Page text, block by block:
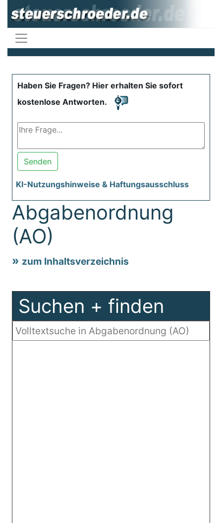
Haben Sie Fragen? Hier erhalten Sie sofort
kostenlose Antworten.
Senden
KI-Nutzungshinweise & Haftungsausschluss
Abgabenordnung
(AO)
zum Inhaltsverzeichnis
Suchen + finden